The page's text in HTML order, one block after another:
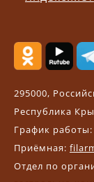
295000,
Республика
График
Приёмная:
Отдел по